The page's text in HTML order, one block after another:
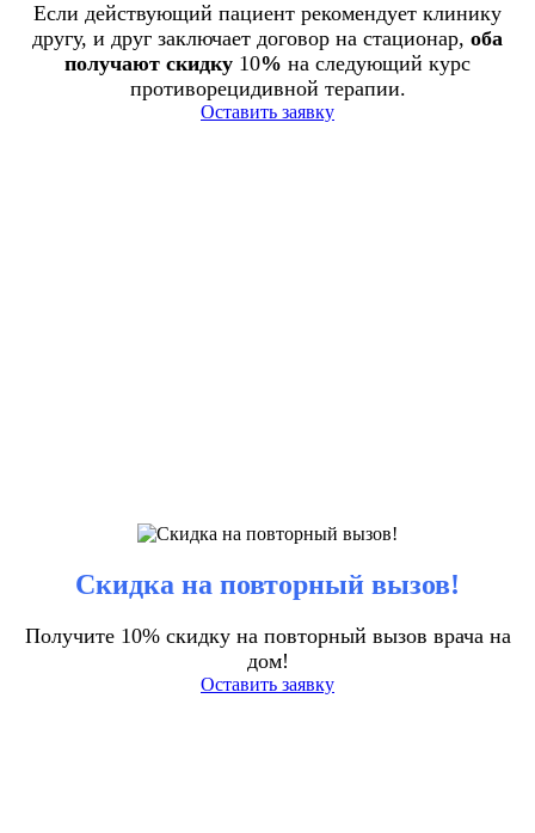
Если действующий пациент рекомендует клинику
другу, и друг заключает договор на стационар, оба
получают скидку 10% на следующий курс
противорецидивной терапии.
Оставить заявку
Скидка на повторный вызов!
Получите 10% скидку на повторный вызов врача на
дом!
Оставить заявку